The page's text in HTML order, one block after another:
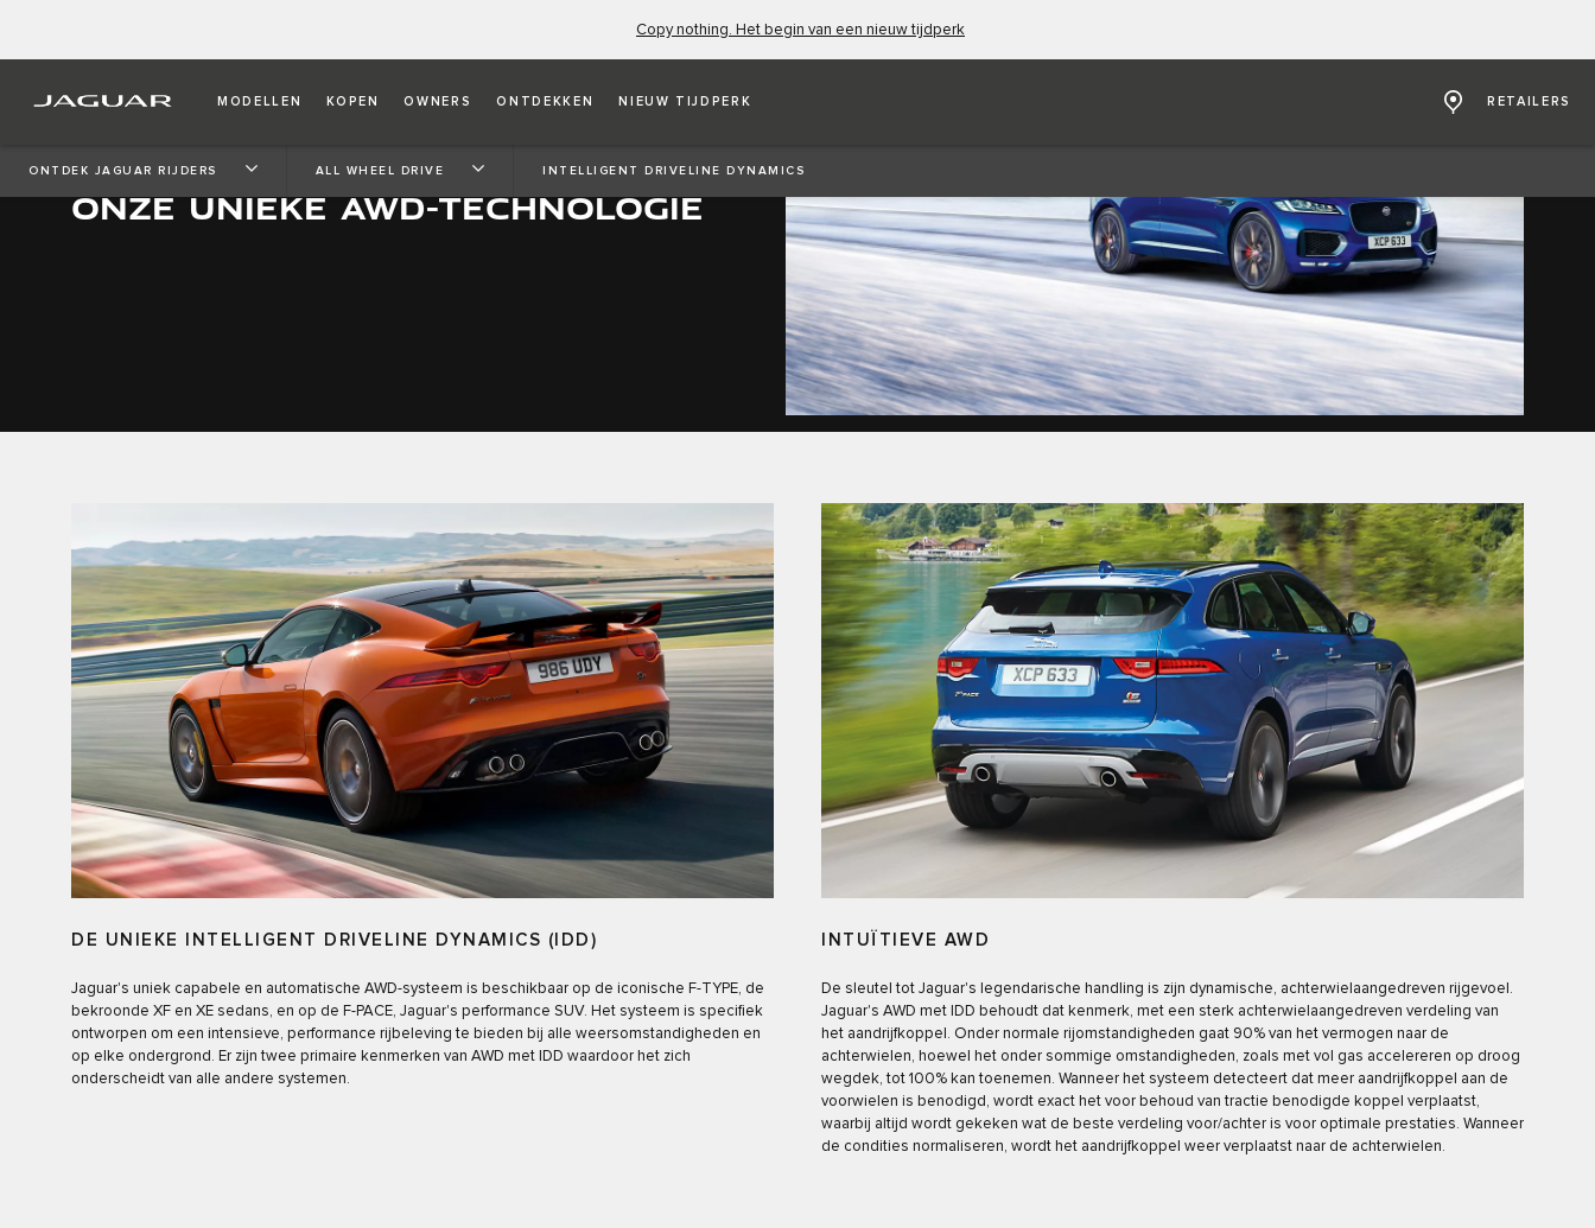
Copy nothing. Het begin van een nieuw tijdperk
MODELLEN KOPEN OWNERS ONTDEKKEN NIEUW TIJDPERK RETAILERS
ONTDEK JAGUAR RIJDERS ALL WHEEL DRIVE INTELLIGENT DRIVELINE DYNAMICS
ONZE UNIEKE AWD-TECHNOLOGIE
DE UNIEKE INTELLIGENT DRIVELINE DYNAMICS (IDD)
Jaguar's uniek capabele en automatische AWD-systeem is beschikbaar op de iconische F-TYPE, de
bekroonde XF en XE sedans, en op de F-PACE, Jaguar's performance SUV. Het systeem is specifiek
ontworpen om een intensieve, performance rijbeleving te bieden bij alle weersomstandigheden en
op elke ondergrond. Er zijn twee primaire kenmerken van AWD met IDD waardoor het zich
onderscheidt van alle andere systemen.
INTUÏTIEVE AWD
De sleutel tot Jaguar's legendarische handling is zijn dynamische, achterwielaangedreven rijgevoel.
Jaguar's AWD met IDD behoudt dat kenmerk, met een sterk achterwielaangedreven verdeling van
het aandrijfkoppel. Onder normale rijomstandigheden gaat 90% van het vermogen naar de
achterwielen, hoewel het onder sommige omstandigheden, zoals met vol gas accelereren op droog
wegdek, tot 100% kan toenemen. Wanneer het systeem detecteert dat meer aandrijfkoppel aan de
voorwielen is benodigd, wordt exact het voor behoud van tractie benodigde koppel verplaatst,
waarbij altijd wordt gekeken wat de beste verdeling voor/achter is voor optimale prestaties. Wanneer
de condities normaliseren, wordt het aandrijfkoppel weer verplaatst naar de achterwielen.